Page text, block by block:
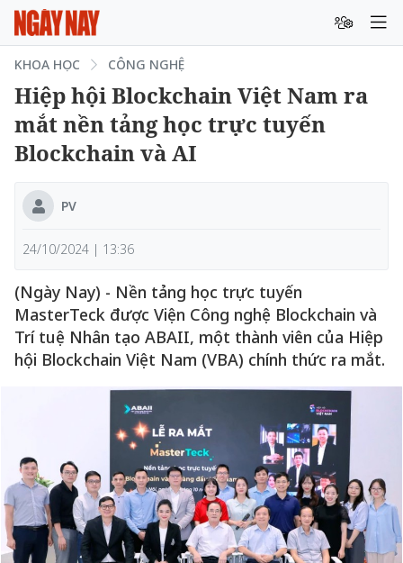
KHOA HỌC CÔNG NGHỆ
Hiệp hội Blockchain Việt Nam ra
mắt nền tảng học trực tuyến
Blockchain và AI
PV
24/10/2024 | 13:36
(Ngày Nay) - Nền tảng học trực tuyến
MasterTeck được Viện Công nghệ Blockchain và
Trí tuệ Nhân tạo ABAII, một thành viên của Hiệp
hội Blockchain Việt Nam (VBA) chính thức ra mắt.